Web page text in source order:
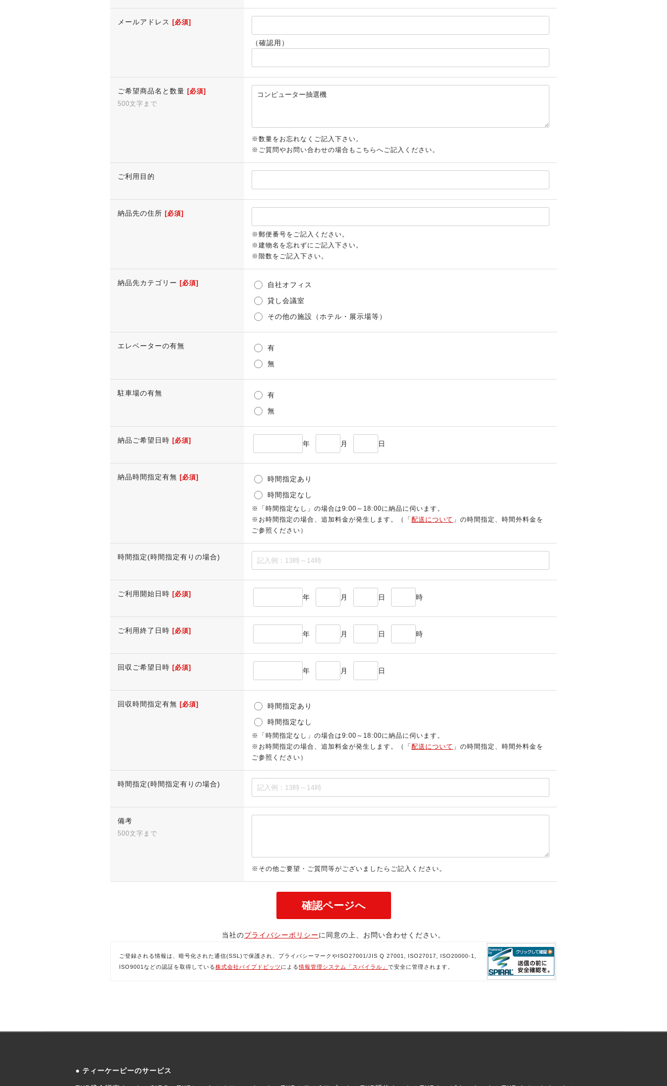
メールアドレス [必須]
（確認用）
ご希望商品名と数量 [必須]
500文字まで
※数量をお忘れなくご記入下さい。
※ご質問やお問い合わせの場合もこちらへご記入ください。
ご利用目的
納品先の住所 [必須]
※郵便番号をご記入ください。
※建物名を忘れずにご記入下さい。
※階数をご記入下さい。
納品先カテゴリー [必須]
自社オフィス
貸し会議室
その他の施設（ホテル・展示場等）
エレベーターの有無
有
無
駐車場の有無
有
無
納品ご希望日時 [必須] 年 月 日
納品時間指定有無 [必須]
時間指定あり
時間指定なし
※「時間指定なし」の場合は9:00～18:00に納品に伺います。
※お時間指定の場合、追加料金が発生します。（「 配送について 」の時間指定、時間外料金を
ご参照ください）
時間指定(時間指定有りの場合)
ご利用開始日時 [必須] 年 月 日 時
ご利用終了日時 [必須] 年 月 日 時
回収ご希望日時 [必須] 年 月 日
回収時間指定有無 [必須]
時間指定あり
時間指定なし
※「時間指定なし」の場合は9:00～18:00に納品に伺います。
※お時間指定の場合、追加料金が発生します。（「 配送について 」の時間指定、時間外料金を
ご参照ください）
時間指定(時間指定有りの場合)
備考
500文字まで
※その他ご要望・ご質問等がございましたらご記入ください。
当社のプライバシーポリシーに同意の上、お問い合わせください。
ご登録される情報は、暗号化された通信(SSL)で保護され、プライバシーマークやISO27001/JIS Q 27001, ISO27017, ISO20000-1,
ISO9001などの認証を取得している株式会社パイプドビッツ による情報管理システム「スパイラル」 で安全に管理されます。
ティーケーピーのサービス